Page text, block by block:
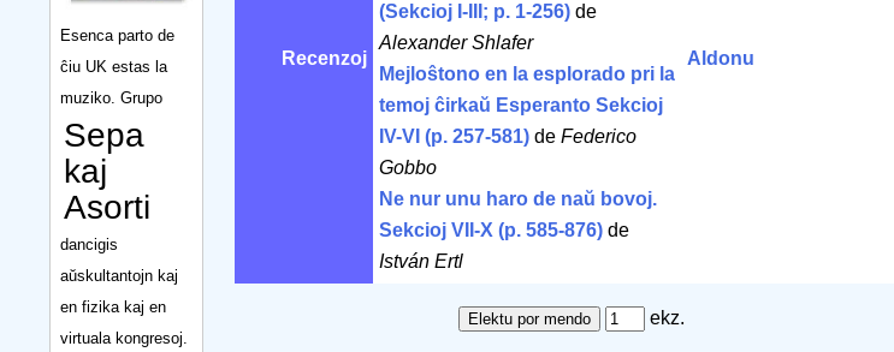
Esenca parto de
ĉiu UK estas la
muziko. Grupo
Sepa
kaj
Asorti
dancigis
aŭskultantojn kaj
en fizika kaj en
virtuala kongresoj.
Recenzoj
(Sekcioj I-III; p. 1-256) de
Alexander Shlafer
Mejloŝtono en la esplorado pri la
temoj ĉirkaŭ Esperanto Sekcioj
IV-VI (p. 257-581) de Federico
Gobbo
Ne nur unu haro de naŭ bovoj.
Sekcioj VII-X (p. 585-876) de
István Ertl
Aldonu
ekz.